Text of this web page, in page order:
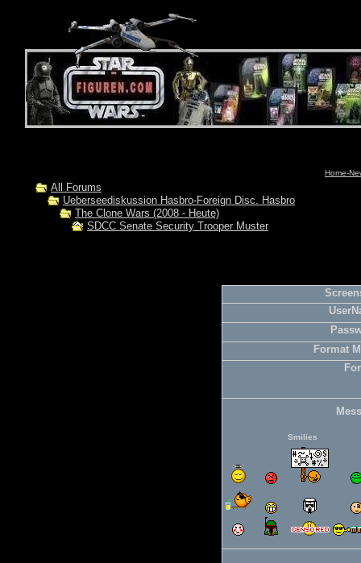
Home-
All Forums
Ueberseediskussion Hasbro-Foreign Disc. Hasbro
The Clone Wars (2008 - Heute)
SDCC Senate Security Trooper Muster
Format
Smilies